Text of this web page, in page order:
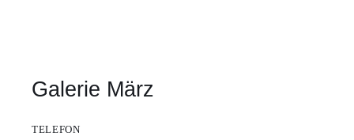
Galerie März
TELEFON